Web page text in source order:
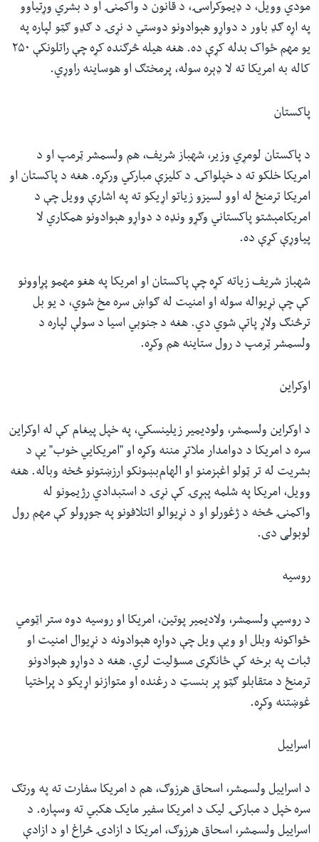
مودي وویل، د ډیموکراسۍ، د قانون د واکمنۍ او د بشري وړتیاوو
په اړه ګډ باور د دواړو هېوادونو دوستي د نړۍ د ګډو ګټو لپاره په
یو مهم ځواک بدله کړې ده. هغه هیله څرګنده کړه چې راتلونکې ۲۵۰
کاله به امریکا ته لا ډېره سوله، پرمختګ او هوساینه راوړي.
پاکستان
د پاکستان لومړي وزیر، شهباز شریف، هم ولسمشر ټرمپ او د
امریکا خلکو ته د خپلواکۍ د کلیزې مبارکي ورکړه. هغه د پاکستان او
امریکا ترمنځ له اوو لسیزو زیاتو اړیکو ته په اشارې وویل چې د
امریکامېشتو پاکستاني وګړو ونډه د دواړو هېوادونو همکاري لا
پیاوړې کړې ده.
شهباز شریف زیاته کړه چې پاکستان او امریکا په هغو مهمو پړاوونو
کې چې نړیواله سوله او امنیت له ګواښ سره مخ شوي، د یو بل
ترڅنګ ولاړ پاتې شوي دي. هغه د جنوبي اسیا د سولې لپاره د
ولسمشر ټرمپ د رول ستاینه هم وکړه.
اوکراین
د اوکراین ولسمشر، ولودیمیر زیلینسکي، په خپل پیغام کې له اوکراین
سره د امریکا د دوامدار ملاتړ مننه وکړه او "امریکايي خوب" یې د
بشریت له تر ټولو اغېزمنو او الهام‌بښونکو ارزښتونو څخه وباله. هغه
وویل، امریکا په شلمه پېړۍ کې نړۍ د استبدادي رژیمونو له
واکمنۍ څخه د ژغورلو او د نړیوالو ائتلافونو په جوړولو کې مهم رول
لوبولی دی.
روسیه
د روسیې ولسمشر، ولادیمیر پوتین، امریکا او روسیه دوه ستر اټومي
ځواکونه وبلل او ویې ویل چې دواړه هېوادونه د نړیوال امنیت او
ثبات په برخه کې ځانګړی مسؤلیت لري. هغه د دواړو هېوادونو
ترمنځ د متقابلو ګټو پر بنسټ د رغنده او متوازنو اړیکو د پراختیا
غوښتنه وکړه.
اسراییل
د اسراییل ولسمشر، اسحاق هرزوګ، هم د امریکا سفارت ته په ورتګ
سره خپل د مبارکۍ لیک د امریکا سفیر مایک هکبي ته وسپاره. د
اسراییل ولسمشر، اسحاق هرزوګ، امریکا د ازادۍ څراغ او د ازادې